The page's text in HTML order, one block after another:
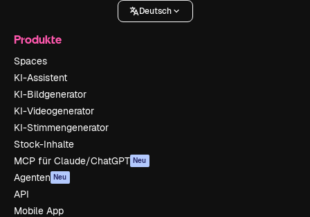
Deutsch
Produkte
Spaces
KI-Assistent
KI-Bildgenerator
KI-Videogenerator
KI-Stimmengenerator
Stock-Inhalte
MCP für Claude/ChatGPT Neu
Agenten Neu
API
Mobile App